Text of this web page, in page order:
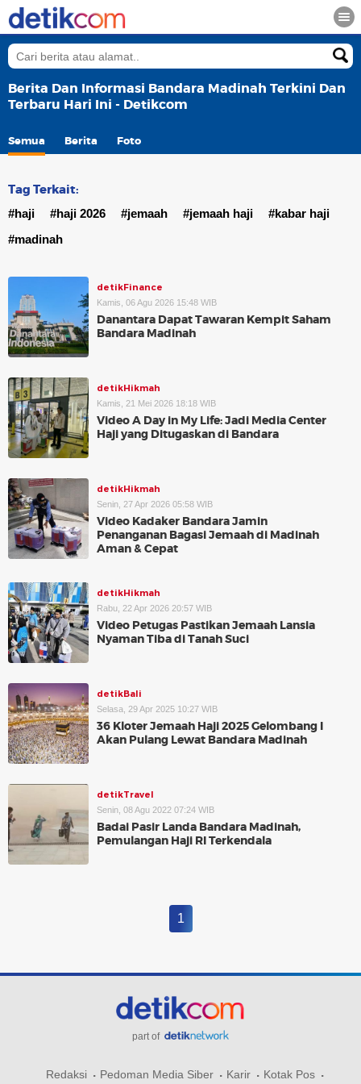
Berita Dan Informasi Bandara Madinah Terkini Dan
Terbaru Hari Ini - Detikcom
Semua Berita Foto
Tag Terkait:
#haji #haji 2026 #jemaah #jemaah haji
#kabar haji
#madinah
detikFinance
Kamis, 06 Agu 2026 15:48 WIB
Danantara Dapat Tawaran Kempit Saham
Bandara Madinah
detikHikmah
Kamis, 21 Mei 2026 18:18 WIB
Video A Day in My Life: Jadi Media Center
Haji yang Ditugaskan di Bandara
detikHikmah
Senin, 27 Apr 2026 05:58 WIB
Video Kadaker Bandara Jamin
Penanganan Bagasi Jemaah di Madinah
Aman & Cepat
detikHikmah
Rabu, 22 Apr 2026 20:57 WIB
Video Petugas Pastikan Jemaah Lansia
Nyaman Tiba di Tanah Suci
detikBali
Selasa, 29 Apr 2025 10:27 WIB
36 Kloter Jemaah Haji 2025 Gelombang I
Akan Pulang Lewat Bandara Madinah
detikTravel
Senin, 08 Agu 2022 07:24 WIB
Badai Pasir Landa Bandara Madinah,
Pemulangan Haji RI Terkendala
1
part of
Redaksi Pedoman Media Siber Karir Kotak Pos